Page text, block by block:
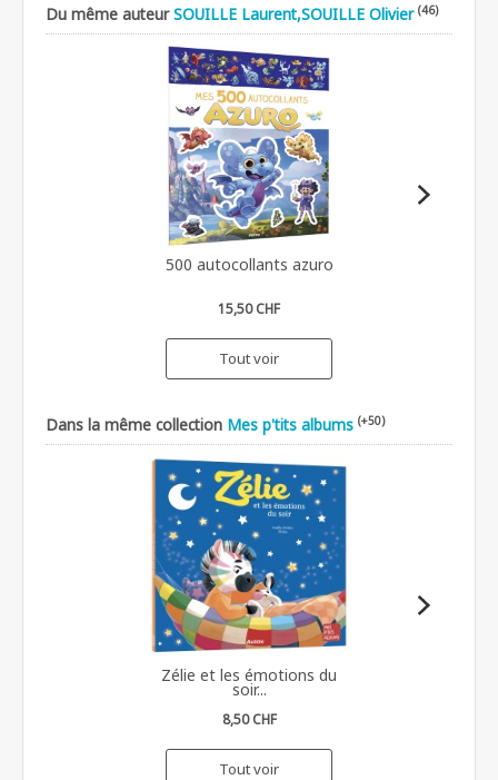
Du même auteurSOUILLE Laurent,SOUILLE Olivier (46)
500 autocollants azuro
15,50 CHF
Tout voir
Dans la même collection Mes p'tits albums (+50)
Zélie et les émotions du
soir...
8,50 CHF
Tout voir